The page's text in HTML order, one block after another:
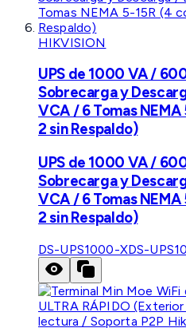
HIKVISION
UPS de 1000 VA /
Sobrecarga y
VCA / 6 Tomas
2 sin Respaldo)
UPS de 1000 VA /
Sobrecarga y
VCA / 6 Tomas
2 sin Respaldo)
DS-UPS1000-XDS-